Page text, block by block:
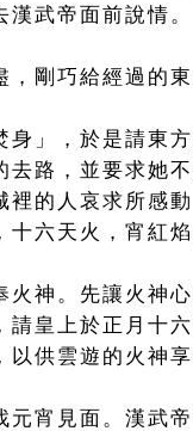
武帝面前說情。
剛巧給經過的
」，於是請東
路，並要求她
的人哀求所感
六天火，宵紅
神。先讓火神
皇上於正月十
供雲遊的火神享
宵見面。漢武